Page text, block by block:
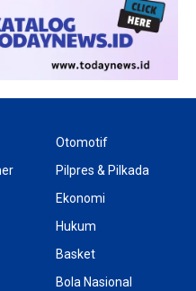
Otomotif
Pilpres & Pilkada
Ekonomi
Hukum
Basket
Bola Nasional